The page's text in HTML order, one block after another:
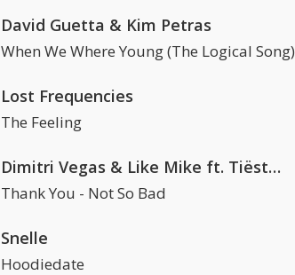
David Guetta & Kim Petras
When We Where Young (The Logical Song)
Lost Frequencies
The Feeling
Dimitri Vegas & Like Mike ft. Tiësto, W&W & Dido
Thank You - Not So Bad
Snelle
Hoodiedate